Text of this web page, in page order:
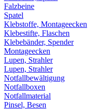
Falzbeine
Spatel
Klebstoffe, Montageecken
Klebestifte, Flaschen
Klebebänder, Spender
Montageecken
Lupen, Strahler
Lupen, Strahler
Notfallbewältigung
Notfallboxen
Notfallmaterial
Pinsel, Besen